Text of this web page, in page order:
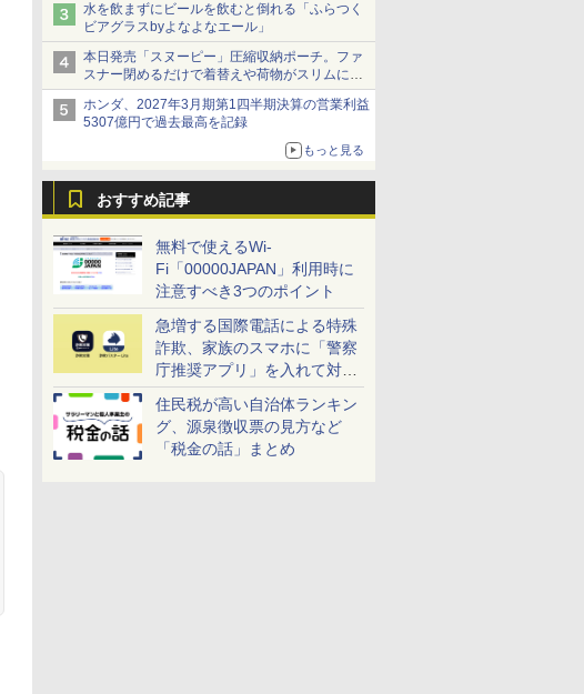
水を飲まずにビールを飲むと倒れる「ふらつく
ビアグラスbyよなよなエール」
本日発売「スヌーピー」圧縮収納ポーチ。ファ
スナー閉めるだけで着替えや荷物がスリムにま
とまる
ホンダ、2027年3月期第1四半期決算の営業利益
5307億円で過去最高を記録
もっと見る
おすすめ記事
無料で使えるWi-
Fi「00000JAPAN」利用時に
注意すべき3つのポイント
急増する国際電話による特殊
詐欺、家族のスマホに「警察
庁推奨アプリ」を入れて対策
しよう！
住民税が高い自治体ランキン
グ、源泉徴収票の見方など
「税金の話」まとめ